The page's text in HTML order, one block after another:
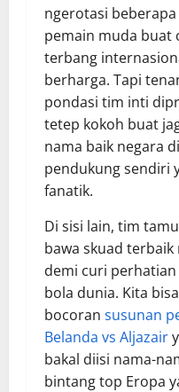
ngerotasi beberapa
pemain muda buat
terbang
berharga. Tapi
pondasi tim inti
tetep kokoh buat
nama baik negara
pendukung sendiri
fanatik.
Di sisi lain, tim
bawa skuad terbaik
demi curi
bola dunia. Kita
bocoran susunan
Belanda vs Aljazair
bakal diisi nama-
bintang top Eropa